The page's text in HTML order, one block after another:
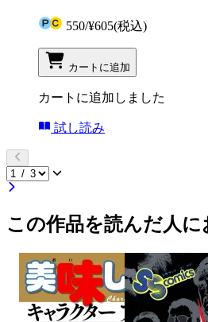
550/¥605(税込)
カートに追加
カートに追加しました
試し読み
この作品を読んだ人